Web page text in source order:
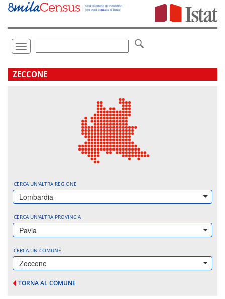
Vai
direttamente
Toggle
navigation
.
ZECCONE
CERCA UN'ALTRA REGIONE
Lombardia
CERCA UN'ALTRA PROVINCIA
Pavia
CERCA UN COMUNE
Zeccone
TORNA AL COMUNE